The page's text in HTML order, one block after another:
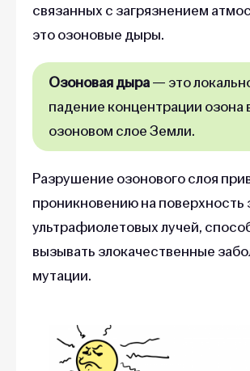
связанных с загрязнением
это озоновые дыры.
Озоновая дыра— это
падение концентрации озона
озоновом слое Земли.
Разрушение озонового слоя
проникновению на поверхность
ультрафиолетовых лучей,
вызывать злокачественные
мутации.